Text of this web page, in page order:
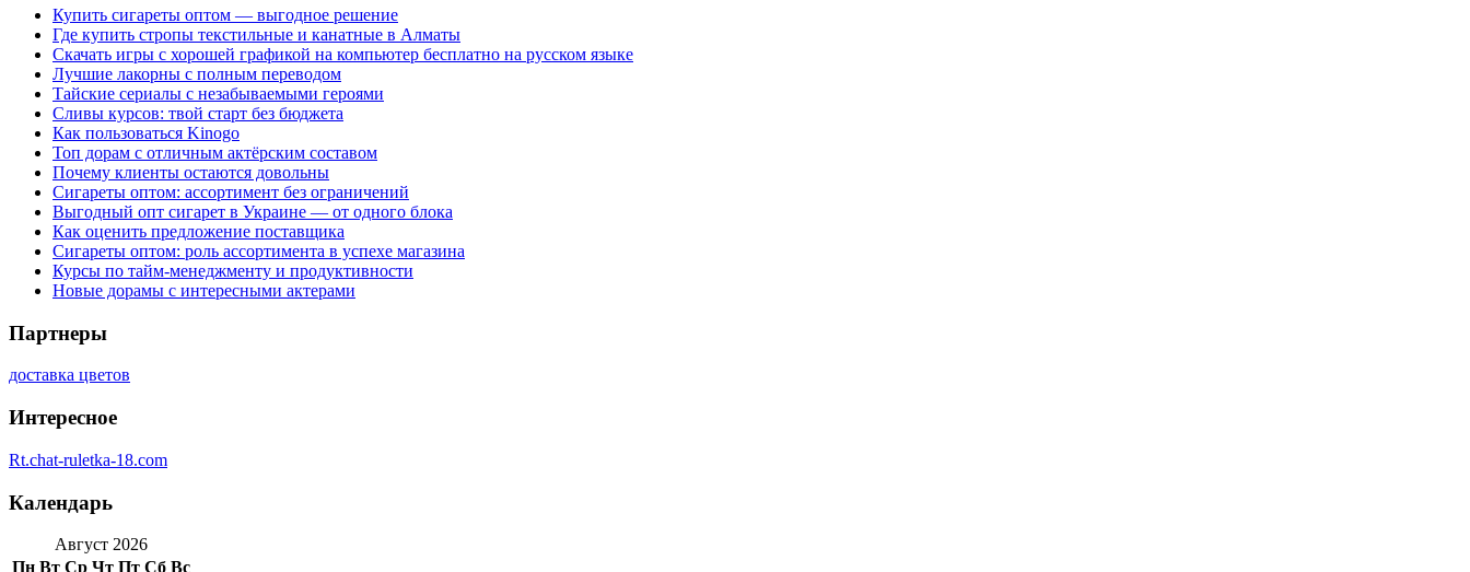
Купить сигареты оптом — выгодное решение
Где купить стропы текстильные и канатные в Алматы
Скачать игры с хорошей графикой на компьютер бесплатно на русском языке
Лучшие лакорны с полным переводом
Тайские сериалы с незабываемыми героями
Сливы курсов: твой старт без бюджета
Как пользоваться Kinogo
Топ дорам с отличным актёрским составом
Почему клиенты остаются довольны
Сигареты оптом: ассортимент без ограничений
Выгодный опт сигарет в Украине — от одного блока
Как оценить предложение поставщика
Сигареты оптом: роль ассортимента в успехе магазина
Курсы по тайм-менеджменту и продуктивности
Новые дорамы с интересными актерами
Партнеры
доставка цветов
Интересное
Rt.chat-ruletka-18.com
Календарь
Август 2026
Пн Вт Ср Чт Пт Сб Вс